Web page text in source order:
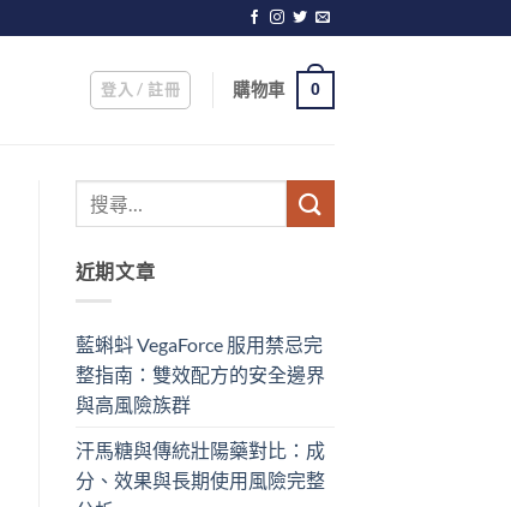
登入 / 註冊 購物車 0
近期文章
藍蝌蚪 VegaForce 服用禁忌完
整指南：雙效配方的安全邊界
與高風險族群
汗馬糖與傳統壯陽藥對比：成
分、效果與長期使用風險完整